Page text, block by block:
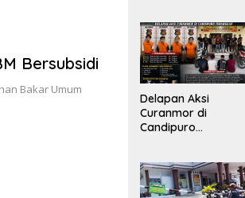
Bersubsidi
Bakar Umum
Delapan Aksi
Curanmor di
Candipuro